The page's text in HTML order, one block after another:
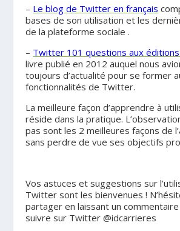
– Le blog de Twitter en français
bases de son utilisation et les
de la plateforme sociale .
– Twitter 101 questions aux
livre publié en 2012 auquel nous
toujours d’actualité pour se former
fonctionnalités de Twitter.
La meilleure façon d’apprendre à
réside dans la pratique.
pas sont les 2 meilleures façons de
sans perdre de vue ses objectifs
Vos astuces et suggestions sur
Twitter sont les bienvenues !
partager en laissant un
suivre sur Twitter @idcarrieres